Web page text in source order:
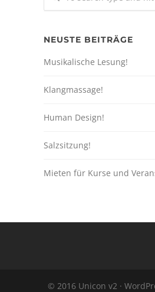
NEUSTE BEITRÄGE
Musikalische Lesung!
Klangmassage!
Human Design!
Salzsitzung!
Mieten für Kurse und
© 2016 Unicon v2 ·